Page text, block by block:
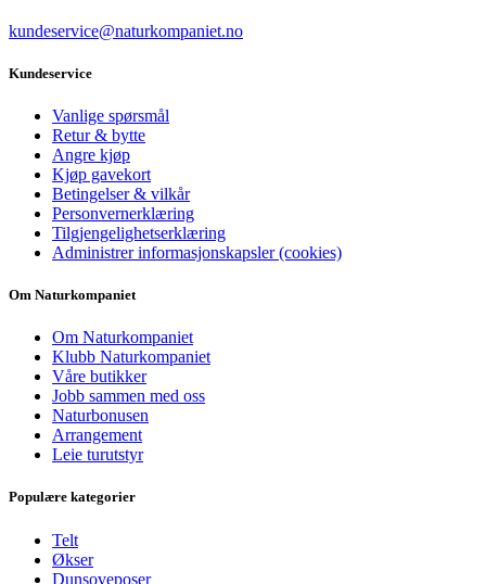
kundeservice@naturkompaniet.no
Kundeservice
Vanlige spørsmål
Retur & bytte
Angre kjøp
Kjøp gavekort
Betingelser & vilkår
Personvernerklæring
Tilgjengelighetserklæring
Administrer informasjonskapsler (cookies)
Om Naturkompaniet
Om Naturkompaniet
Klubb Naturkompaniet
Våre butikker
Jobb sammen med oss
Naturbonusen
Arrangement
Leie turutstyr
Populære kategorier
Telt
Økser
Dunsoveposer